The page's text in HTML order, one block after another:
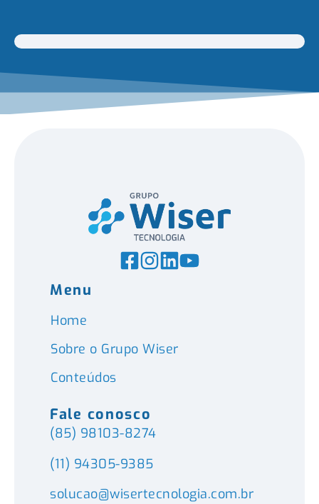
Menu
Home
Sobre o Grupo Wiser
Conteúdos
Fale conosco
(85) 98103-8274
(11) 94305-9385
solucao@wisertecnologia.com.br